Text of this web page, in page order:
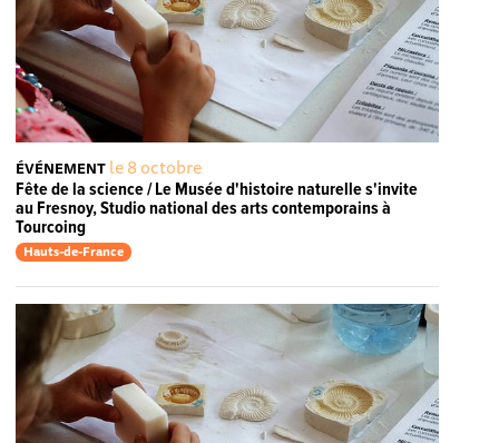
ÉVÉNEMENT le 8 octobre
Fête de la science / Le Musée d'histoire naturelle s'invite
au Fresnoy, Studio national des arts contemporains à
Tourcoing
Hauts-de-France